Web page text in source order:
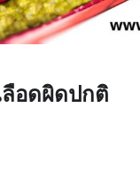
ลือดผิดปกติ